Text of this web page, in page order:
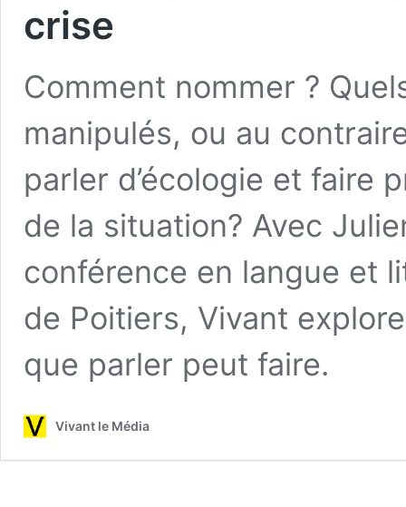
crise
Comment nommer ?
manipulés, ou au
parler d’écologie et faire
de la situation? Avec
conférence en langue et
de Poitiers, Vivant
que parler peut faire.
Vivant le Média